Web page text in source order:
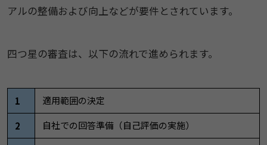
アルの整備および向上などが要件とされています。
四つ星の審査は、以下の流れで進められます。
1 適用範囲の決定
2 自社での回答準備（自己評価の実施）